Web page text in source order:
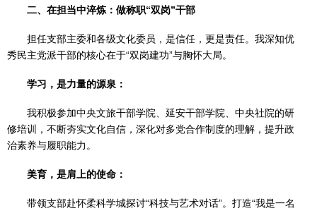
二、在担当中淬炼：做称职“双岗”干部
担任支部主委和各级文化委员，是信任，更是责任。我深知优
秀民主党派干部的核心在于“双岗建功”与胸怀大局。
学习，是力量的源泉：
我积极参加中央文旅干部学院、延安干部学院、中央社院的研
修培训，不断夯实文化自信，深化对多党合作制度的理解，提升政
治素养与履职能力。
美育，是肩上的使命：
带领支部赴怀柔科学城探讨“科技与艺术对话”。打造“我是一名